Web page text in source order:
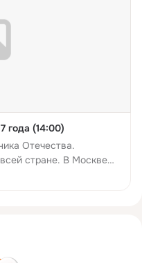
года (14:00)
Отечества.
стране. В Москве
к Могиле Неизвестного